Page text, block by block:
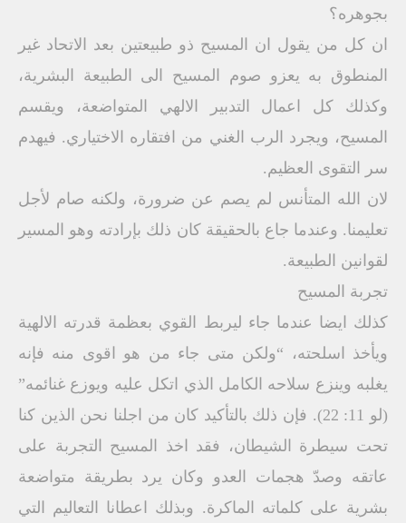
بجوهره؟
ان كل من يقول ان المسيح ذو طبيعتين بعد الاتحاد غير
المنطوق به يعزو صوم المسيح الى الطبيعة البشرية،
وكذلك كل اعمال التدبير الالهي المتواضعة، ويقسم
المسيح، ويجرد الرب الغني من افتقاره الاختياري. فيهدم
سر التقوى العظيم.
لان الله المتأنس لم يصم عن ضرورة، ولكنه صام لأجل
تعليمنا. وعندما جاع بالحقيقة كان ذلك بإرادته وهو المسير
لقوانين الطبيعة.
تجربة المسيح
كذلك ايضا عندما جاء ليربط القوي بعظمة قدرته الالهية
ويأخذ اسلحته، “ولكن متى جاء من هو اقوى منه فإنه
يغلبه وينزع سلاحه الكامل الذي اتكل عليه ويوزع غنائمه”
(لو 11: 22). فإن ذلك بالتأكيد كان من اجلنا نحن الذين كنا
تحت سيطرة الشيطان، فقد اخذ المسيح التجربة على
عاتقه وصدّ هجمات العدو وكان يرد بطريقة متواضعة
بشرية على كلماته الماكرة. وبذلك اعطانا التعاليم التي